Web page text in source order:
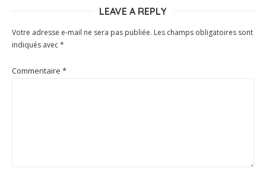
LEAVE A REPLY
Votre adresse e-mail ne sera pas publiée. Les champs obligatoires sont
indiqués avec*
Commentaire *